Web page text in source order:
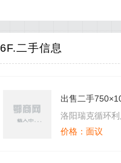
6F.二手信息
出售二手
洛阳瑞克循环
价格：面议